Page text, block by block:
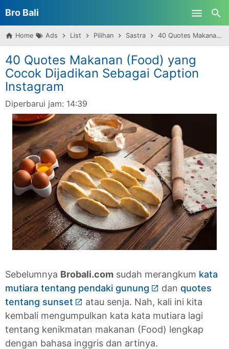
Bro Bali
Home Ads List Pilihan Sastra 40 Quotes Makanan (Food) yang Cocok Dijadikan Sebagai Caption Instagram
40 Quotes Makanan (Food) yang
Cocok Dijadikan Sebagai Caption
Instagram
Diperbarui jam: 14:39
Sebelumnya Brobali.com sudah merangkum kata
mutiara tentang pendaki gunung
dan quotes
tentang sunset
atau senja. Nah, kali ini kita
kembali mengumpulkan kata kata mutiara lagi
tentang kenikmatan makanan (Food) lengkap
dengan bahasa inggris dan artinya.